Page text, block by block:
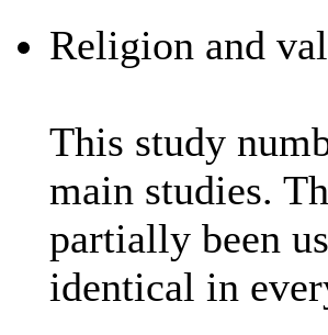
Religion and
This study
main studies.
partially been
identical in